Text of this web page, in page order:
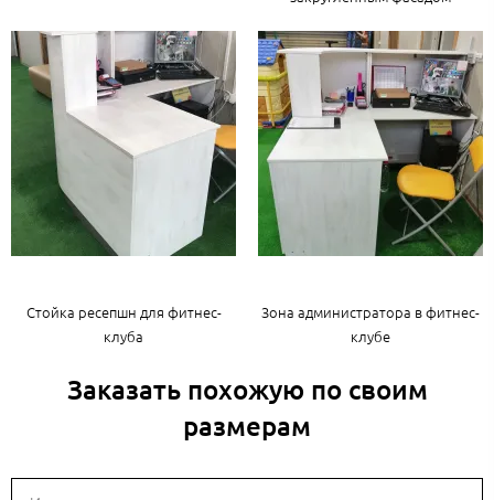
Стойка ресепшн для фитнес-
клуба
Зона администратора в фитнес-
клубе
Заказать похожую по своим
размерам